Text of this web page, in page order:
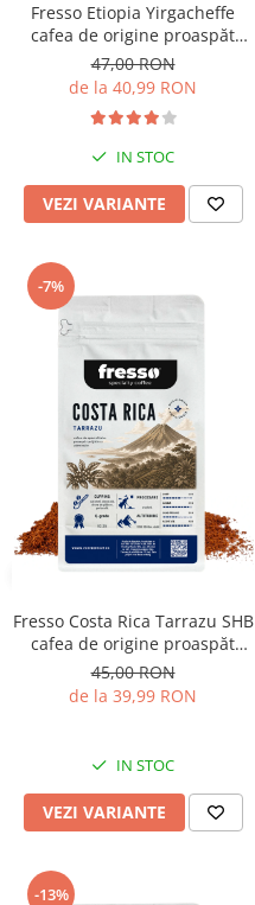
Fresso Etiopia Yirgacheffe
cafea de origine proaspăt
prăjită și măcinată
47,00 RON
de la 40,99 RON
IN STOC
VEZI VARIANTE
-7%
Fresso Costa Rica Tarrazu SHB
cafea de origine proaspăt
prăjită și măcinată
45,00 RON
de la 39,99 RON
IN STOC
VEZI VARIANTE
-13%